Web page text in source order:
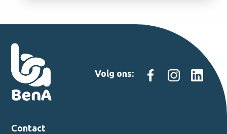
Volg ons:
Contact